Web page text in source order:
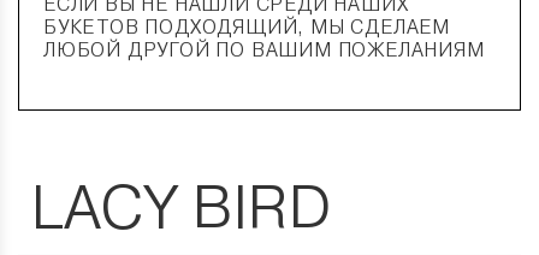
ЕСЛИ ВЫ НЕ НАШЛИ СРЕДИ НАШИХ
БУКЕТОВ ПОДХОДЯЩИЙ, МЫ СДЕЛАЕМ
ЛЮБОЙ ДРУГОЙ ПО ВАШИМ ПОЖЕЛАНИЯМ
LACY BIRD